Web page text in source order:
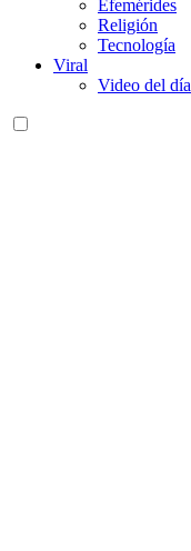
Efemérides
Religión
Tecnología
Viral
Video del día